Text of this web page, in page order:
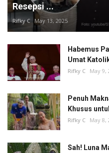
Resepsi ...
Rifky C May 13, 2025
Habemus
Umat
Rifky C May 9,
Penuh
Khusus
Rifky C May 8,
Sah! Luna